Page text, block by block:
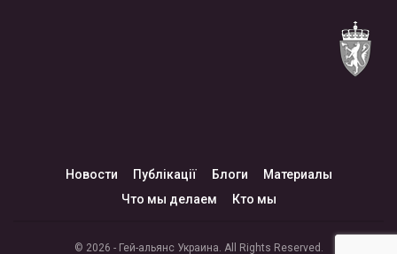
Новости Публікації Блоги
Материалы
Что мы делаем
Кто мы
© 2026 - Гей-альянс Украина. All Rights Reserved.